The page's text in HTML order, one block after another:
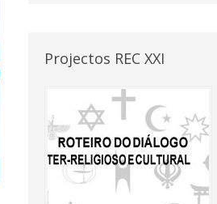
Projectos REC XXI